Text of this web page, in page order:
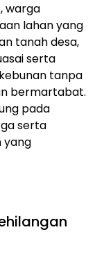
warga
lahan yang
tanah desa,
serta
tanpa
bermartabat.
pada
serta
yang